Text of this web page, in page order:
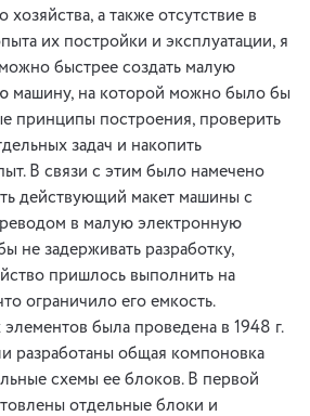
а также отсутствие в
их постройки и эксплуатации, я
быстрее создать малую
машину, на которой можно было бы
принципы построения, проверить
задач и накопить
В связи с этим было намечено
действующий макет машины с
в малую электронную
не задерживать разработку,
пришлось выполнить на
ограничило его емкость.
элементов была проведена в 1948 г.
разработаны общая компоновка
схемы ее блоков. В первой
отдельные блоки и